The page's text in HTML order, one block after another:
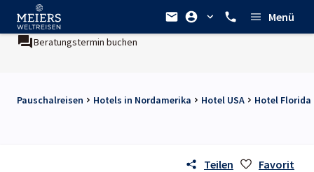
Menü
Beratungstermin buchen
Pauschalreisen Hotels in Nordamerika Hotel USA Hotel Florida
Teilen Favorit